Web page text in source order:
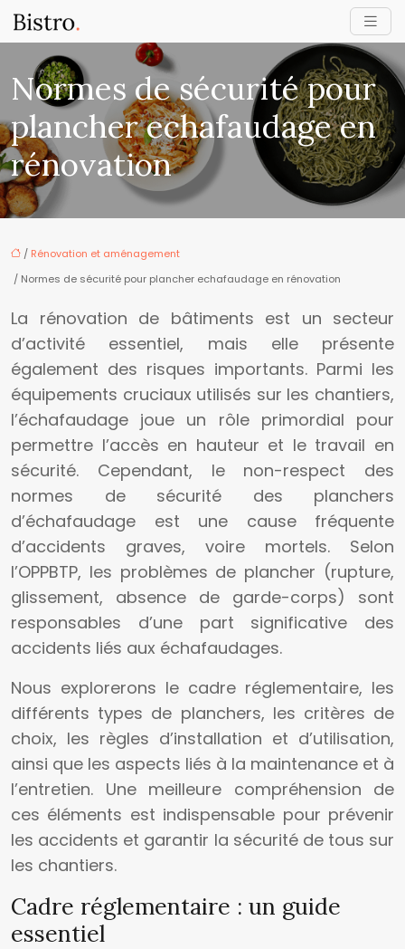
Normes de sécurité pour
plancher echafaudage en
rénovation
/ Rénovation et aménagement
/ Normes de sécurité pour plancher echafaudage en rénovation
La rénovation de bâtiments est un secteur
d’activité essentiel, mais elle présente
également des risques importants. Parmi les
équipements cruciaux utilisés sur les chantiers,
l’échafaudage joue un rôle primordial pour
permettre l’accès en hauteur et le travail en
sécurité. Cependant, le non-respect des
normes de sécurité des planchers
d’échafaudage est une cause fréquente
d’accidents graves, voire mortels. Selon
l’OPPBTP, les problèmes de plancher (rupture,
glissement, absence de garde-corps) sont
responsables d’une part significative des
accidents liés aux échafaudages.
Nous explorerons le cadre réglementaire, les
différents types de planchers, les critères de
choix, les règles d’installation et d’utilisation,
ainsi que les aspects liés à la maintenance et à
l’entretien. Une meilleure compréhension de
ces éléments est indispensable pour prévenir
les accidents et garantir la sécurité de tous sur
les chantiers.
Cadre réglementaire : un guide
essentiel